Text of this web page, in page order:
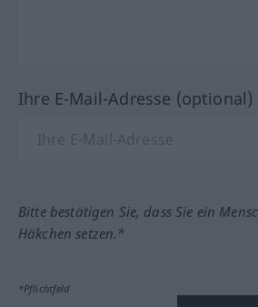
Ihre E-Mail-Adresse (optional)
Bitte bestätigen Sie, dass Sie ein
Häkchen setzen.*
*Pflichtfeld